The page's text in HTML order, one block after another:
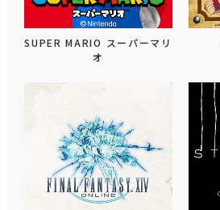
SUPER MARIO スーパーマリ
オ